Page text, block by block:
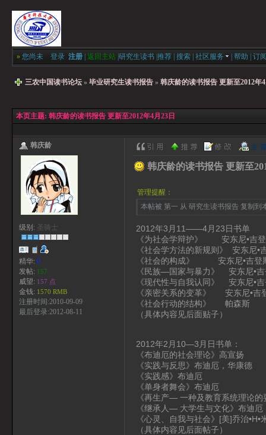
» 您尚未 登录 注册 返回主站 研究生读书 推荐 搜索 社区服务 帮助 订
三农中国读书论坛 » 毕业研究生读书报告 » 韩庆龄的读书报告 更新至2012年
本页主题: 韩庆龄的读书报告 更新至2012年4月23日
韩庆龄
级别: 圣骑士
精华: 0
发帖: 157
威望: 157 点
金钱: 1570 RMB
注册时间:2010-09-09
最后登录:2012-08-11
韩庆龄的读书报告 更新至
管理提醒：
本帖被 第一 从 研究生读书报告 复制到
2012年3月11——4月23日书单
《为社会学辩护》 安东尼•吉
《社会学方法的新规则》 安东尼•
《社会的构成》 安东尼•吉登
《民族—国家与暴力》 安东尼•吉
《现代性与自我认同》 安东尼•
《亲密关系的变革》 安东尼•吉
《社会行动的结构》 帕森斯
（具体内容见后面贴子）
2012年2月10—3月日书单：
《布迪厄的社会理论》高宣扬
《实践与反思》布迪厄，华康德
《实践感》布迪厄
《单身者舞会》布迪厄
《再生产— 一种及教育系统理论的
《继承人— 大学生与文化》布迪厄
《心灵、自我与社会》[美]乔治•H•
（具体内容见后面帖子）